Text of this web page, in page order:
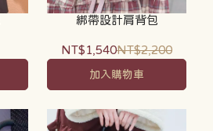
綁帶設計肩背包
NT$1,540NT$2,200
加入購物車